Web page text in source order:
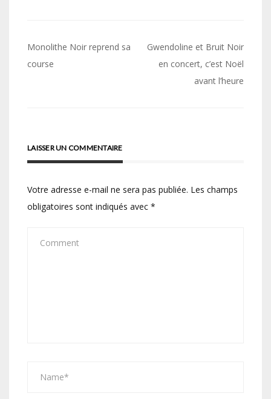
Navigation
de
Monolithe Noir reprend sa
course
Gwendoline et Bruit Noir
en concert, c’est Noël
avant l’heure
LAISSER UN COMMENTAIRE
Votre adresse e-mail ne sera pas publiée. Les champs
obligatoires sont indiqués avec *